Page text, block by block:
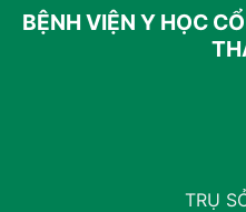
BỆNH VIỆN Y HỌC
TRỤ